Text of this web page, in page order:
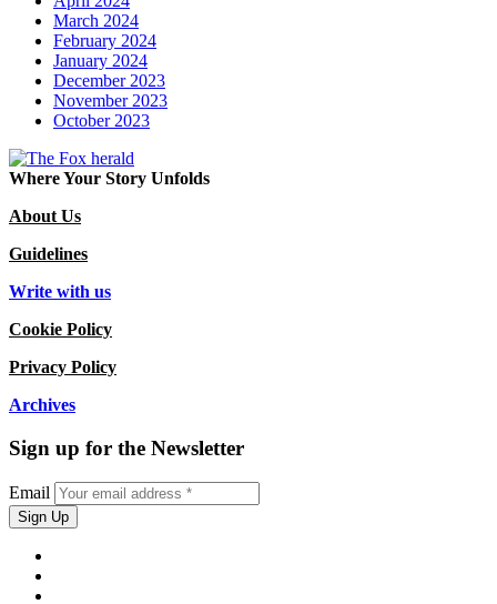
March 2024
February 2024
January 2024
December 2023
November 2023
October 2023
Where Your Story Unfolds
About Us
Guidelines
Write with us
Cookie Policy
Privacy Policy
Archives
Sign up for the Newsletter
Email